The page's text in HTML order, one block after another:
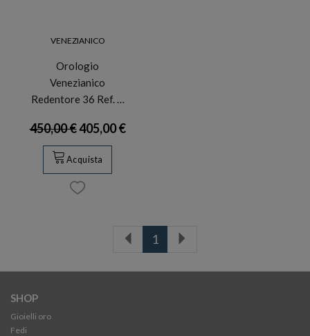
VENEZIANICO
Orologio
Venezianico
Redentore 36 Ref. …
450,00 €405,00 €
Acquista
1
SHOP
Gioielli oro
Fedi